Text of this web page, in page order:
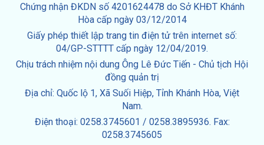
Chứng nhận ĐKDN số 4201624478 do Sở KHĐT Khánh
Hòa cấp ngày 03/12/2014
Giấy phép thiết lập trang tin điện tử trên internet số:
04/GP-STTTT cấp ngày 12/04/2019.
Chịu trách nhiệm nội dung Ông Lê Đức Tiến - Chủ tịch Hội
đồng quản trị
Địa chỉ: Quốc lộ 1, Xã Suối Hiệp, Tỉnh Khánh Hòa, Việt
Nam.
Điện thoại: 0258.3745601 / 0258.3895936. Fax:
0258.3745605